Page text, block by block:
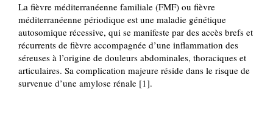
La fièvre méditerranéenne familiale (FMF) ou fièvre
méditerranéenne périodique est une maladie génétique
autosomique récessive, qui se manifeste par des accès brefs et
récurrents de fièvre accompagnée d’une inflammation des
séreuses à l’origine de douleurs abdominales, thoraciques et
articulaires. Sa complication majeure réside dans le risque de
survenue d’une amylose rénale [1].